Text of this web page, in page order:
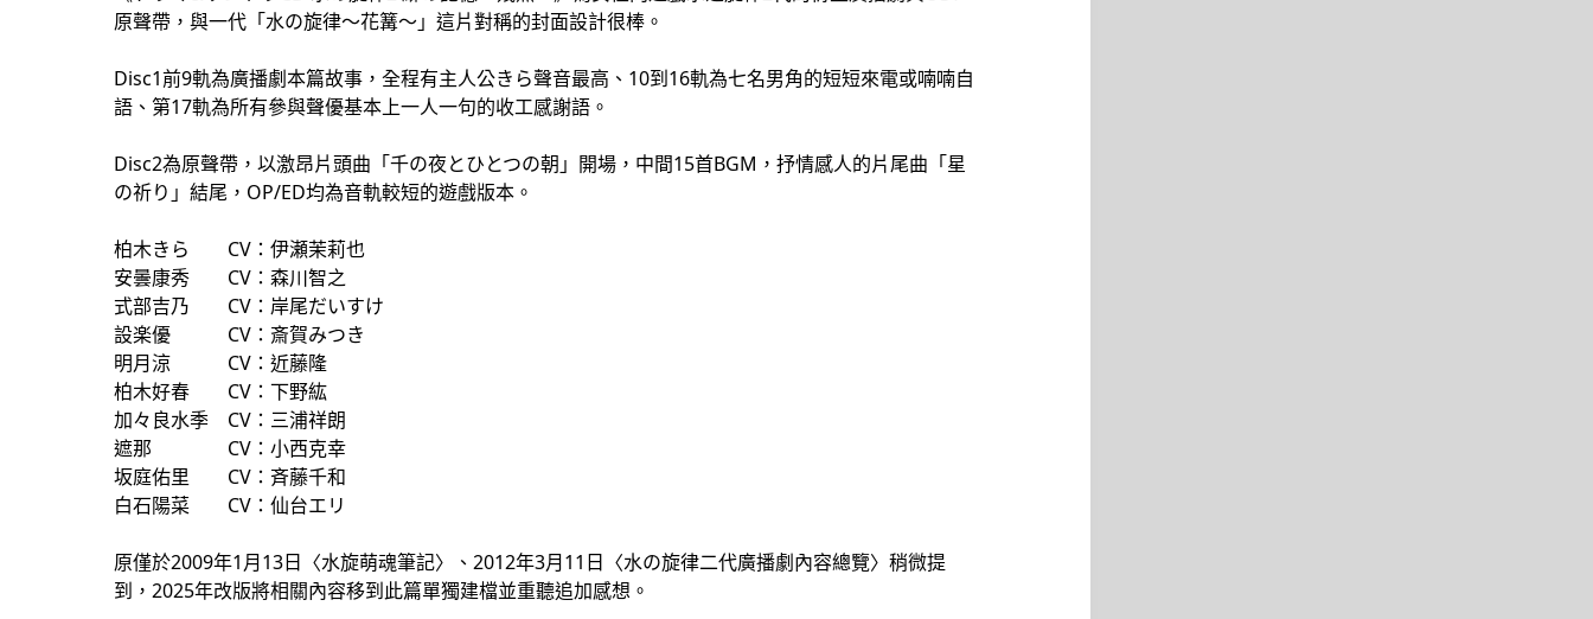
原聲帶，與一代「水の旋律～花篝～」這片對稱的封面設計很棒。
Disc1前9軌為廣播劇本篇故事，全程有主人公きら聲音最高、10到16軌為七名男角的短短來電或喃喃自
語、第17軌為所有參與聲優基本上一人一句的收工感謝語。
Disc2為原聲帶，以激昂片頭曲「千の夜とひとつの朝」開場，中間15首BGM，抒情感人的片尾曲「星
の祈り」結尾，OP/ED均為音軌較短的遊戲版本。
柏木きら CV：伊瀬茉莉也
安曇康秀 CV：森川智之
式部吉乃 CV：岸尾だいすけ
設楽優 CV：斎賀みつき
明月涼 CV：近藤隆
柏木好春 CV：下野紘
加々良水季 CV：三浦祥朗
遮那 CV：小西克幸
坂庭佑里 CV：斉藤千和
白石陽菜 CV：仙台エリ
原僅於2009年1月13日〈水旋萌魂筆記〉、2012年3月11日〈水の旋律二代廣播劇內容總覽〉稍微提
到，2025年改版將相關內容移到此篇單獨建檔並重聽追加感想。